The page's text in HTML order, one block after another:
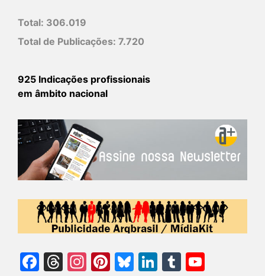
Total: 306.019
Total de Publicações: 7.720
925 Indicações profissionais
em âmbito nacional
Facebook
Threads
Instagram
Pinterest
Bluesky
LinkedIn
Tumblr